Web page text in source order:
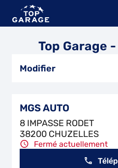
Top Garage -
Modifier
MGS AUTO
8 IMPASSE RODET
38200 CHUZELLES
Fermé actuellement